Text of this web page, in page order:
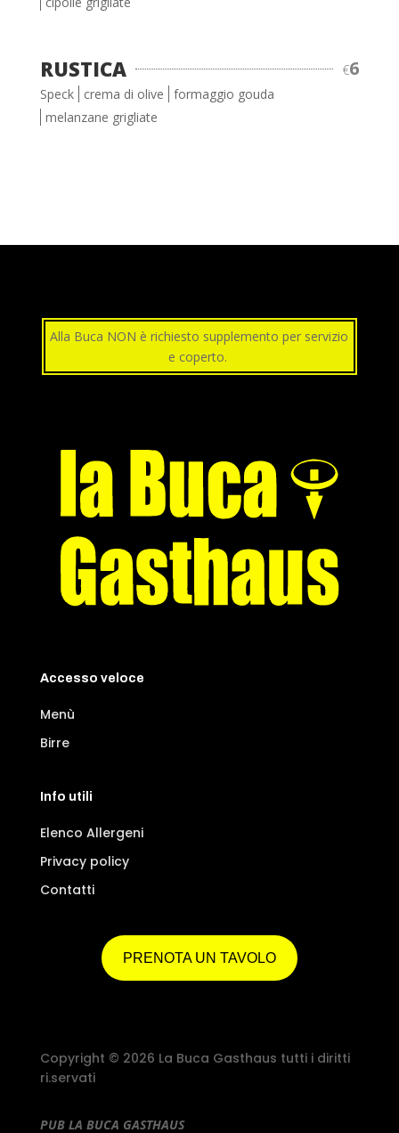
RUSTICA €6
Speck crema di olive
formaggio gouda
melanzane grigliate
Alla Buca NON è richiesto supplemento per servizio
e coperto.
Accesso veloce
Menù
Birre
Info utili
Elenco Allergeni
Privacy policy
Contatti
PRENOTA UN TAVOLO
Copyright © 2026 La Buca Gasthaus tutti i diritti
ri.servati
PUB LA BUCA GASTHAUS